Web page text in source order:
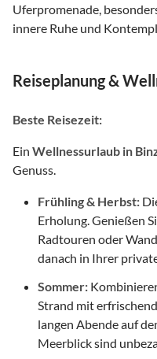
Uferpromenade,
innere Ruhe und
Reiseplanung &
Beste Reisezeit:
Ein Wellnessurlaub in
Genuss.
Frühling & Herbst:
Erholung. Genießen
Radtouren oder
danach in Ihrer
Sommer:
Strand mit
langen Abende auf
Meerblick sind